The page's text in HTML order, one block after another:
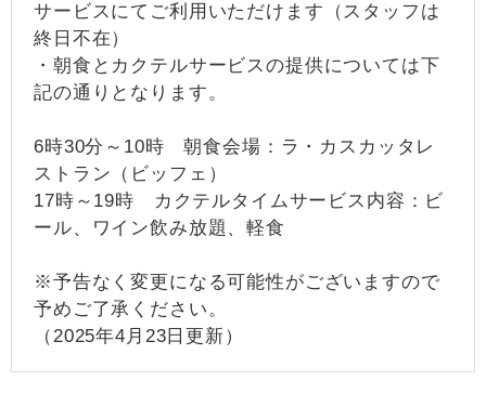
サービスにてご利用いただけます（スタッフは
終日不在）
・朝食とカクテルサービスの提供については下
記の通りとなります。
6時30分～10時 朝食会場：ラ・カスカッタレ
ストラン（ビッフェ）
17時～19時 カクテルタイムサービス内容：ビ
ール、ワイン飲み放題、軽食
※予告なく変更になる可能性がございますので
予めご了承ください。
（2025年4月23日更新）